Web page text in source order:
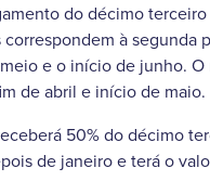
do décimo
à
e o início de junho.
de abril e início de maio.
50% do décimo
de janeiro e terá o